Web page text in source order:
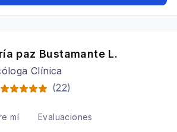
paz Bustamante L.
Clínica
(22)
mí Evaluaciones